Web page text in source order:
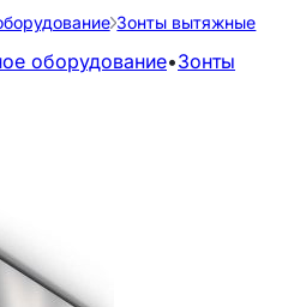
Зонты вытяжные
оборудование•Зонты